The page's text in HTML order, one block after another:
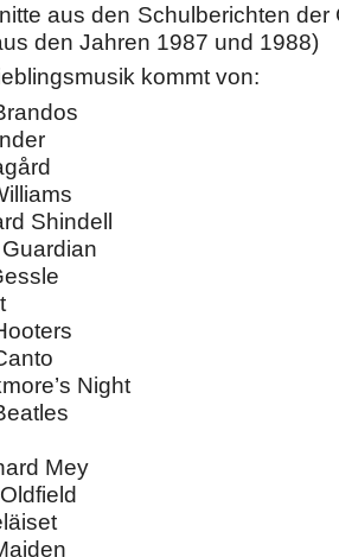
aus den Schulberichten
den Jahren 1987 und 1988)
kommt von:
Shindell
Night
Mey